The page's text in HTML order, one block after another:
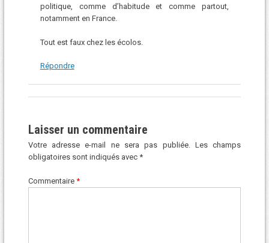
politique, comme d’habitude et comme partout,
notamment en France.
Tout est faux chez les écolos.
Répondre
Laisser un commentaire
Votre adresse e-mail ne sera pas publiée. Les champs
obligatoires sont indiqués avec *
Commentaire *